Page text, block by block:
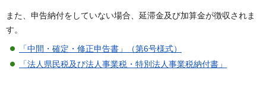
また、申告納付をしていない場合、延滞金及び加算金が徴収されま
す。
「中間・確定・修正申告書」（第6号様式）
「法人県民税及び法人事業税・特別法人事業税納付書」